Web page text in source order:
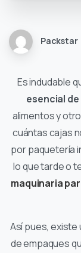
Packstar
Es indudable
esencial
alimentos y
cuántas cajas
por paquetería
lo que tarde o
maquinaria
Así pues, existe
de empaques